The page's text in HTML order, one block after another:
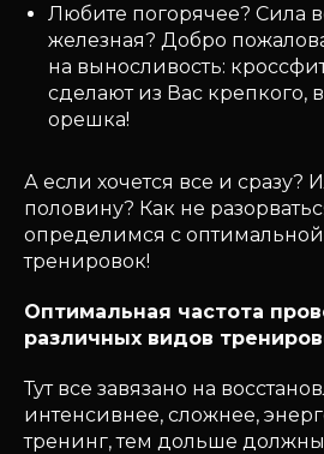
Любите погорячее? Сила
железная? Добро
на выносливость:
сделают из Вас крепкого,
орешка!
А если хочется все и сразу?
половину? Как не
определимся с оптимальной
тренировок!
Оптимальная частота
различных видов
Тут все завязано на
интенсивнее, сложнее,
тренинг, тем дольше